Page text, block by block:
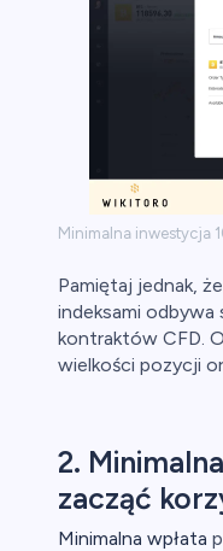
Minimalna inwestycja
Pamiętaj jednak,
indeksami
kontraktów CFD.
wielkości pozycji
2.
zacząć
Minimalna wpłata